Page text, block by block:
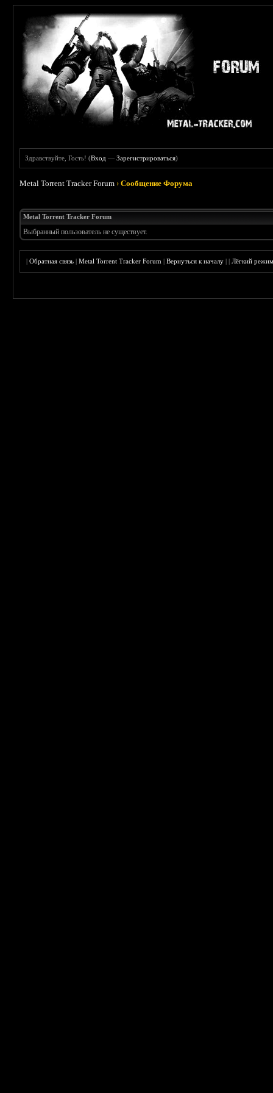
Здравствуйте, Гость! (Вход —Зарегистрироваться)
Metal Torrent Tracker Forum ›Сообщение Форума
Metal Torrent Tracker Forum
Выбранный пользователь не существует.
|Обратная связь |Metal Torrent Tracker Forum |Вернуться к началу ||Лёгкий